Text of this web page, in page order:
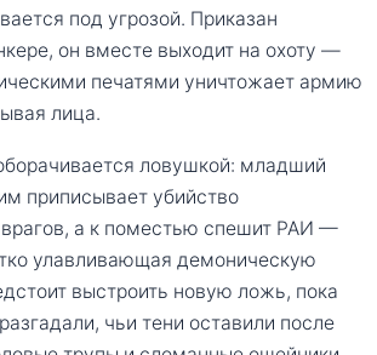
под угрозой. Приказан
он вместе выходит на охоту —
печатями уничтожает армию
лица.
ловушкой: младший
приписывает убийство
а к поместью спешит РАИ —
улавливающая демоническую
выстроить новую ложь, пока
чьи тени оставили после